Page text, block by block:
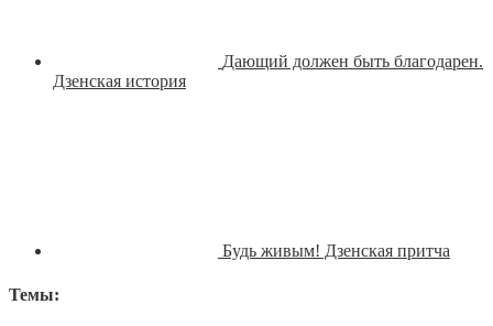
Дающий должен быть благодарен.
Дзенская история
Будь живым! Дзенская притча
Темы: